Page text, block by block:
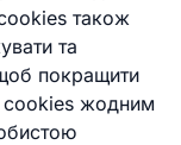
також
та
покращити
cookies жодним